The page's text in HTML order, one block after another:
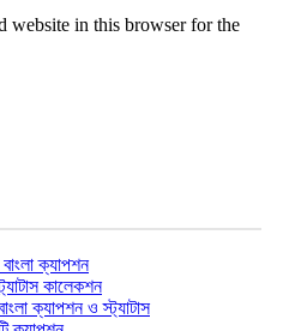
website in this browser for the
ক্যাপশন
কালেকশন
ক্যাপশন ও স্ট্যাটাস